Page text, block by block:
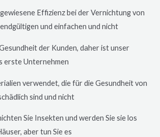
Effizienz bei der Vernichtung von
und einfachen und nicht
der Kunden, daher ist unser
erste Unternehmen
verwendet, die für die Gesundheit von
sind und nicht
Sie Insekten und werden Sie sie los
aber tun Sie es